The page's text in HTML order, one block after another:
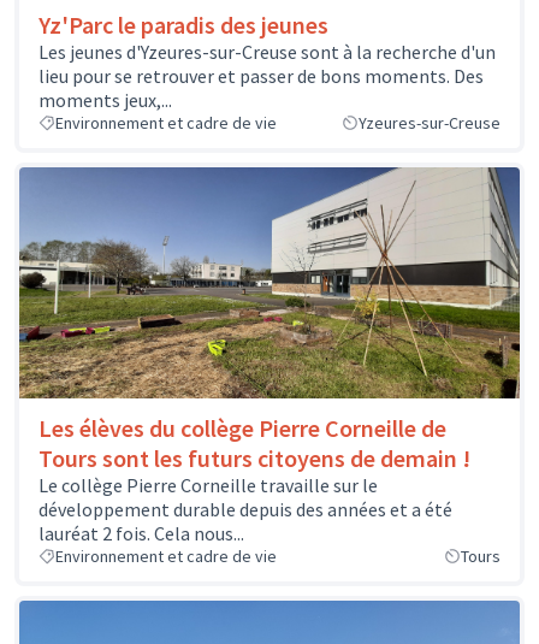
Yz'Parc le paradis des jeunes
Les jeunes d'Yzeures-sur-Creuse sont à la recherche d'un
lieu pour se retrouver et passer de bons moments. Des
moments jeux,...
Environnement et cadre de vie Yzeures-sur-Creuse
Les élèves du collège Pierre Corneille de
Tours sont les futurs citoyens de demain !
Le collège Pierre Corneille travaille sur le
développement durable depuis des années et a été
lauréat 2 fois. Cela nous...
Environnement et cadre de vie Tours